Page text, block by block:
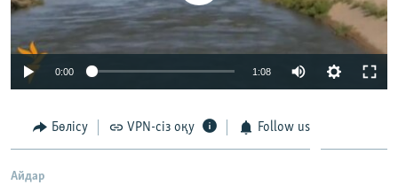
0:00 1:08
Бөлісу VPN-сіз оқу Follow us
Айдар